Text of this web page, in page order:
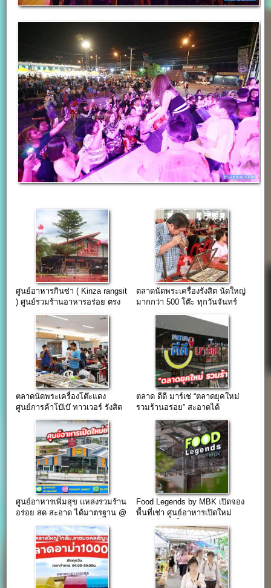
ศูนย์อาหารกินซ่า ( Kinza rangsit
) ศูนย์รวมร้านอาหารอร่อย ตรง
ตลาดนัดพระเครื่องรังสิต นัดใหญ่
มากกว่า 500 โต๊ะ ทุกวันจันทร์
ตลาดนัดพระเครื่องโต๊ะแดง
ศูนย์การค้าโบ๊เบ๊ ทาวเวอร์ รังสิต
ตลาด ดีดี มาร์เช่ “ตลาดยุคใหม่
รวมร้านอร่อย” สะอาดได้
มาตรฐาน เป็นมิตรกับสิ่งแวดล้อม
ศูนย์อาหารเพิ่มสุข แหล่งรวมร้าน
อร่อย สด สะอาด ได้มาตรฐาน @
Food Legends by MBK เปิดจอง
พื้นที่เช่า ศูนย์อาหารเปิดใหม่
(เดอะไนน์ เซ็นเตอร์ ติวานนท์)